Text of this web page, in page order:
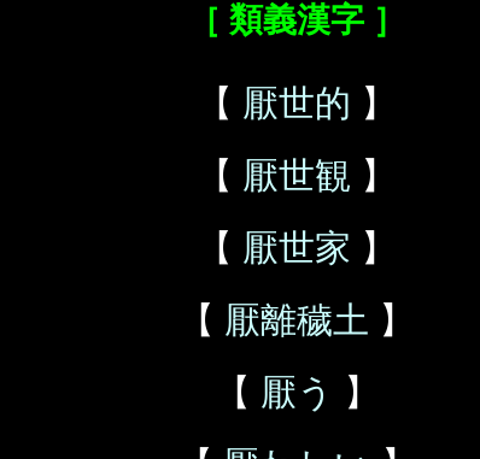
［ 類義漢字 ］
【 厭世的 】
【 厭世観 】
【 厭世家 】
【 厭離穢土 】
【 厭う
】